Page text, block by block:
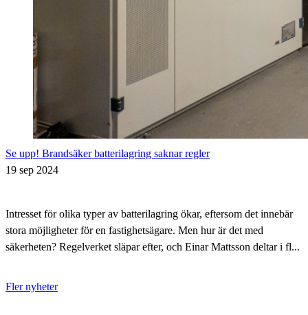
Se upp! Brandsäker batterilagring saknar regler
19 sep 2024
Intresset för olika typer av batterilagring ökar, eftersom det innebär
stora möjligheter för en fastighetsägare. Men hur är det med
säkerheten? Regelverket släpar efter, och Einar Mattsson deltar i fl...
Fler nyheter